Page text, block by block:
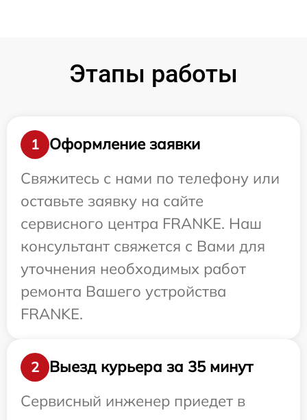
Этапы работы
1
Оформление заявки
Свяжитесь с нами по телефону или
оставьте заявку на сайте
сервисного центра FRANKE. Наш
консультант свяжется с Вами для
уточнения необходимых работ
ремонта Вашего устройства
FRANKE.
2
Выезд курьера за 35 минут
Сервисный инженер приедет в